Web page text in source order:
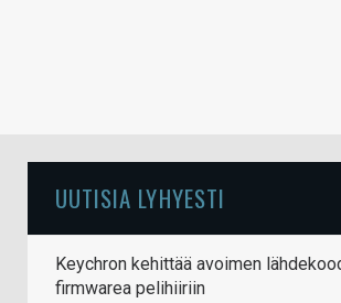
UUTISIA LYHYESTI
Keychron kehittää avoimen
firmwarea pelihiiriin